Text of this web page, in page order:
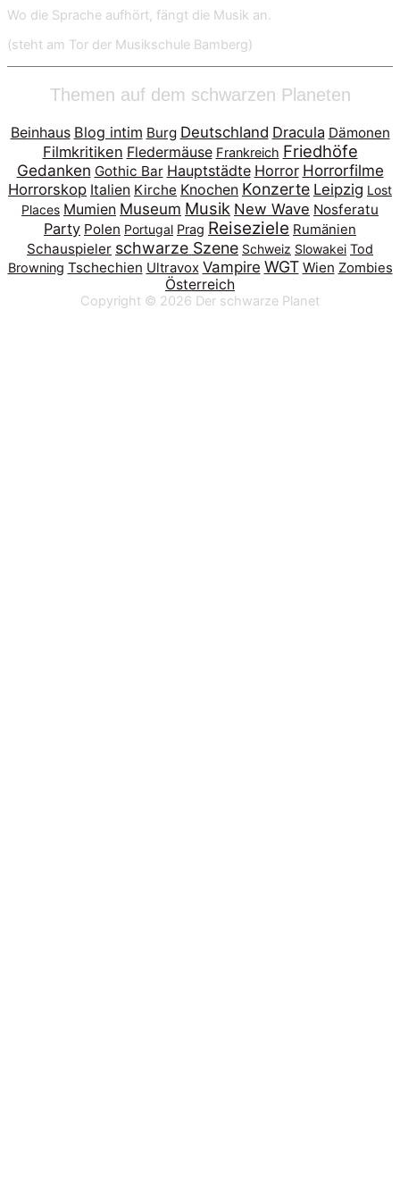
Wo die Sprache aufhört, fängt die Musik an.
(steht am Tor der Musikschule Bamberg)
Themen auf dem schwarzen Planeten
Beinhaus Blog intim Burg Deutschland Dracula Dämonen
Filmkritiken Fledermäuse Frankreich Friedhöfe
Gedanken Gothic Bar Hauptstädte Horror Horrorfilme
Horrorskop Italien Kirche Knochen Konzerte Leipzig Lost
Places Mumien Museum Musik New Wave Nosferatu
Party Polen Portugal Prag Reiseziele Rumänien
Schauspieler schwarze Szene Schweiz Slowakei Tod
Browning Tschechien Ultravox Vampire WGT Wien Zombies
Österreich
Copyright © 2026 Der schwarze Planet